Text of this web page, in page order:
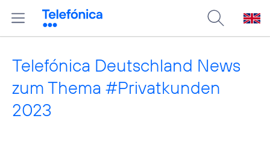
Telefónica Deutschland News
zum Thema #Privatkunden
2023